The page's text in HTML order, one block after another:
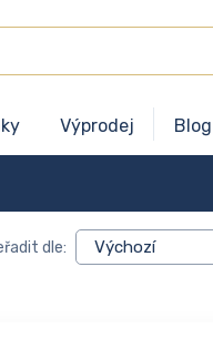
Výprodej Blog
dle: